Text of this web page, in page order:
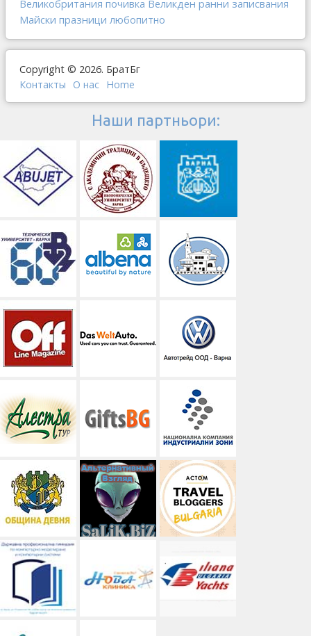
Великобритания почивка Великден ранни записвания
Майски празници любопитно
Copyright © 2026. БратБг
Контакты
О наc Home
Наши партньори: